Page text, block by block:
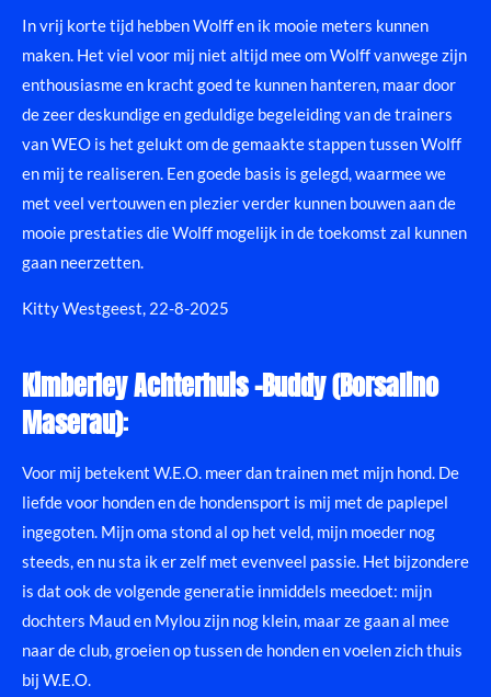
In vrij korte tijd hebben Wolff en ik mooie meters kunnen
maken. Het viel voor mij niet altijd mee om Wolff vanwege zijn
enthousiasme en kracht goed te kunnen hanteren, maar door
de zeer deskundige en geduldige begeleiding van de trainers
van WEO is het gelukt om de gemaakte stappen tussen Wolff
en mij te realiseren. Een goede basis is gelegd, waarmee we
met veel vertouwen en plezier verder kunnen bouwen aan de
mooie prestaties die Wolff mogelijk in de toekomst zal kunnen
gaan neerzetten.
Kitty Westgeest, 22-8-2025
Kimberley Achterhuis -Buddy (Borsalino
Maserau):
Voor mij betekent W.E.O. meer dan trainen met mijn hond. De
liefde voor honden en de hondensport is mij met de paplepel
ingegoten. Mijn oma stond al op het veld, mijn moeder nog
steeds, en nu sta ik er zelf met evenveel passie. Het bijzondere
is dat ook de volgende generatie inmiddels meedoet: mijn
dochters Maud en Mylou zijn nog klein, maar ze gaan al mee
naar de club, groeien op tussen de honden en voelen zich thuis
bij W.E.O.